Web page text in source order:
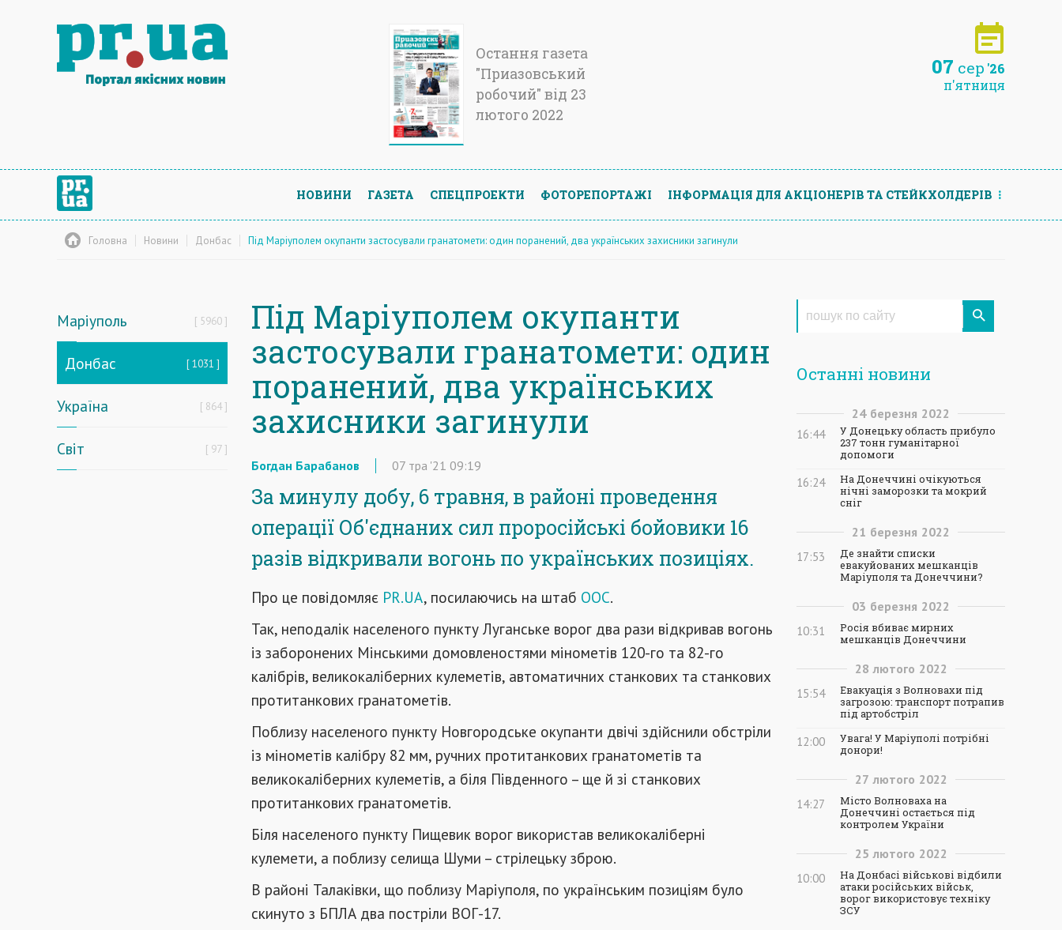
Остання газета
"Приазовський
робочий" від 23
лютого 2022
07 сер '26
п'ятниця
НОВИНИ ГАЗЕТА СПЕЦПРОЕКТИ ФОТОРЕПОРТАЖІ ІНФОРМАЦIЯ ДЛЯ АКЦIОНЕРIВ ТА СТЕЙКХОЛДЕРIВ
Головна Новини Донбас Під Маріуполем окупанти застосували гранатомети: один поранений, два українських захисники загинули
Маріуполь 5960
Донбас 1031
Україна 864
Світ 97
Під Маріуполем окупанти
застосували гранатомети: один
поранений, два українських
захисники загинули
Богдан Барабанов 07 тра '21 09:19
За минулу добу, 6 травня, в районі проведення
операції Об'єднаних сил проросійські бойовики 16
разів відкривали вогонь по українських позиціях.
Про це повідомляє PR.UA, посилаючись на штаб ООС.
Так, неподалік населеного пункту Луганське ворог два рази відкривав вогонь
із заборонених Мінськими домовленостями мінометів 120-го та 82-го
калібрів, великокаліберних кулеметів, автоматичних станкових та станкових
протитанкових гранатометів.
Поблизу населеного пункту Новгородське окупанти двічі здійснили обстріли
із мінометів калібру 82 мм, ручних протитанкових гранатометів та
великокаліберних кулеметів, а біля Південного – ще й зі станкових
протитанкових гранатометів.
Біля населеного пункту Пищевик ворог використав великокаліберні
кулемети, а поблизу селища Шуми – стрілецьку зброю.
В районі Талаківки, що поблизу Маріуполя, по українським позиціям було
скинуто з БПЛА два постріли ВОГ-17.
Останні новини
24 березня 2022
16:44
У Донецьку область прибуло
237 тонн гуманітарної
допомоги
16:24
На Донеччині очікуються
нічні заморозки та мокрий
сніг
21 березня 2022
17:53
Де знайти списки
евакуйованих мешканців
Маріуполя та Донеччини?
03 березня 2022
10:31
Росія вбиває мирних
мешканців Донеччини
28 лютого 2022
15:54
Евакуація з Волновахи під
загрозою: транспорт потрапив
під артобстріл
12:00
Увага! У Маріуполі потрібні
донори!
27 лютого 2022
14:27
Місто Волноваха на
Донеччині остається під
контролем України
25 лютого 2022
10:00
На Донбасі військові відбили
атаки російських військ,
ворог використовує техніку
ЗСУ